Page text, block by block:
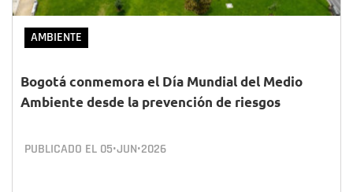
AMBIENTE
Bogotá conmemora el Día Mundial del Medio
Ambiente desde la prevención de riesgos
PUBLICADO EL 05•JUN•2026